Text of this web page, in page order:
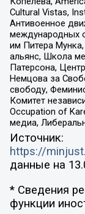
Cultural Vistas,
Антивоенное
международных
им Питера
альянс, Школа
Патерсона,
Немцова за
свободу,
Комитет
Occupation of
медиа,
Источник:
https://
данные на
* Сведения
функции